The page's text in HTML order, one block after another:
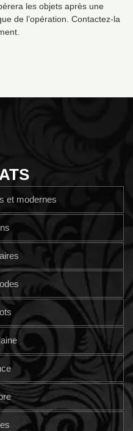
les objets après une
de l’opération. Contactez-la
et modernes